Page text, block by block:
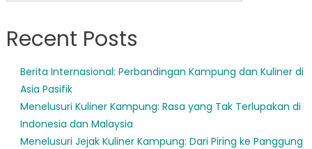
Recent Posts
Berita Internasional: Perbandingan Kampung dan Kuliner di
Asia Pasifik
Menelusuri Kuliner Kampung: Rasa yang Tak Terlupakan di
Indonesia dan Malaysia
Menelusuri Jejak Kuliner Kampung: Dari Piring ke Panggung